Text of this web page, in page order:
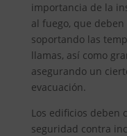
importancia de la
al fuego, que
soportando las
llamas, así como
asegurando un
evacuación.
Los edificios deben
seguridad contra